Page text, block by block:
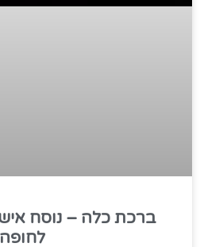
ברכת כלה – נוסח
לחופה